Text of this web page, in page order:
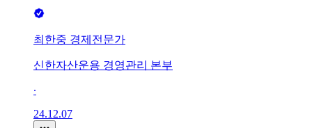
최한중 경제전문가
신한자산운용 경영관리 본부
∙
24.12.07